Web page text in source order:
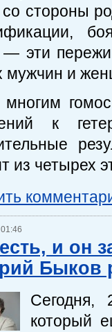
стороны
эти
мужчин и
к
из четырех
и он
Быков
Сегодня,
который